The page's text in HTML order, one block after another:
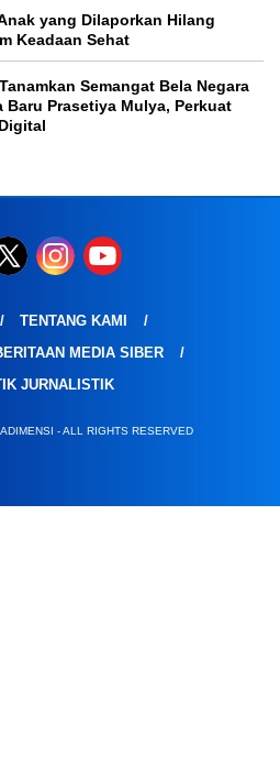
yang Dilaporkan Hilang
Keadaan Sehat
Semangat Bela Negara
Baru Prasetiya Mulya, Perkuat
TENTANG KAMI
MEDIA SIBER
JURNALISTIK
- ALL RIGHTS RESERVED